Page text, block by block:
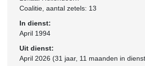
Coalitie , aantal zetels: 13
In dienst:
April 1994
Uit dienst:
April 2026 (31 jaar, 11 maanden in